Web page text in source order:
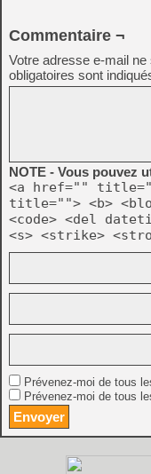
Commentaire ¬
Votre adresse e-mail ne
obligatoires sont
NOTE - Vous pouvez
<a href=""
title=""> <b>
<code> <del
<s> <strike>
Prévenez-moi de tous
Prévenez-moi de tous